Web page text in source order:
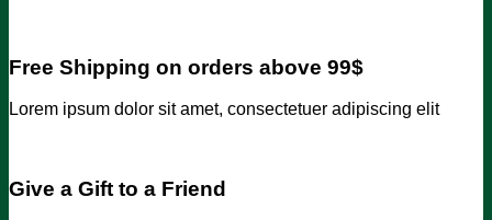
Free Shipping on orders above 99$
Lorem ipsum dolor sit amet, consectetuer adipiscing elit
Give a Gift to a Friend